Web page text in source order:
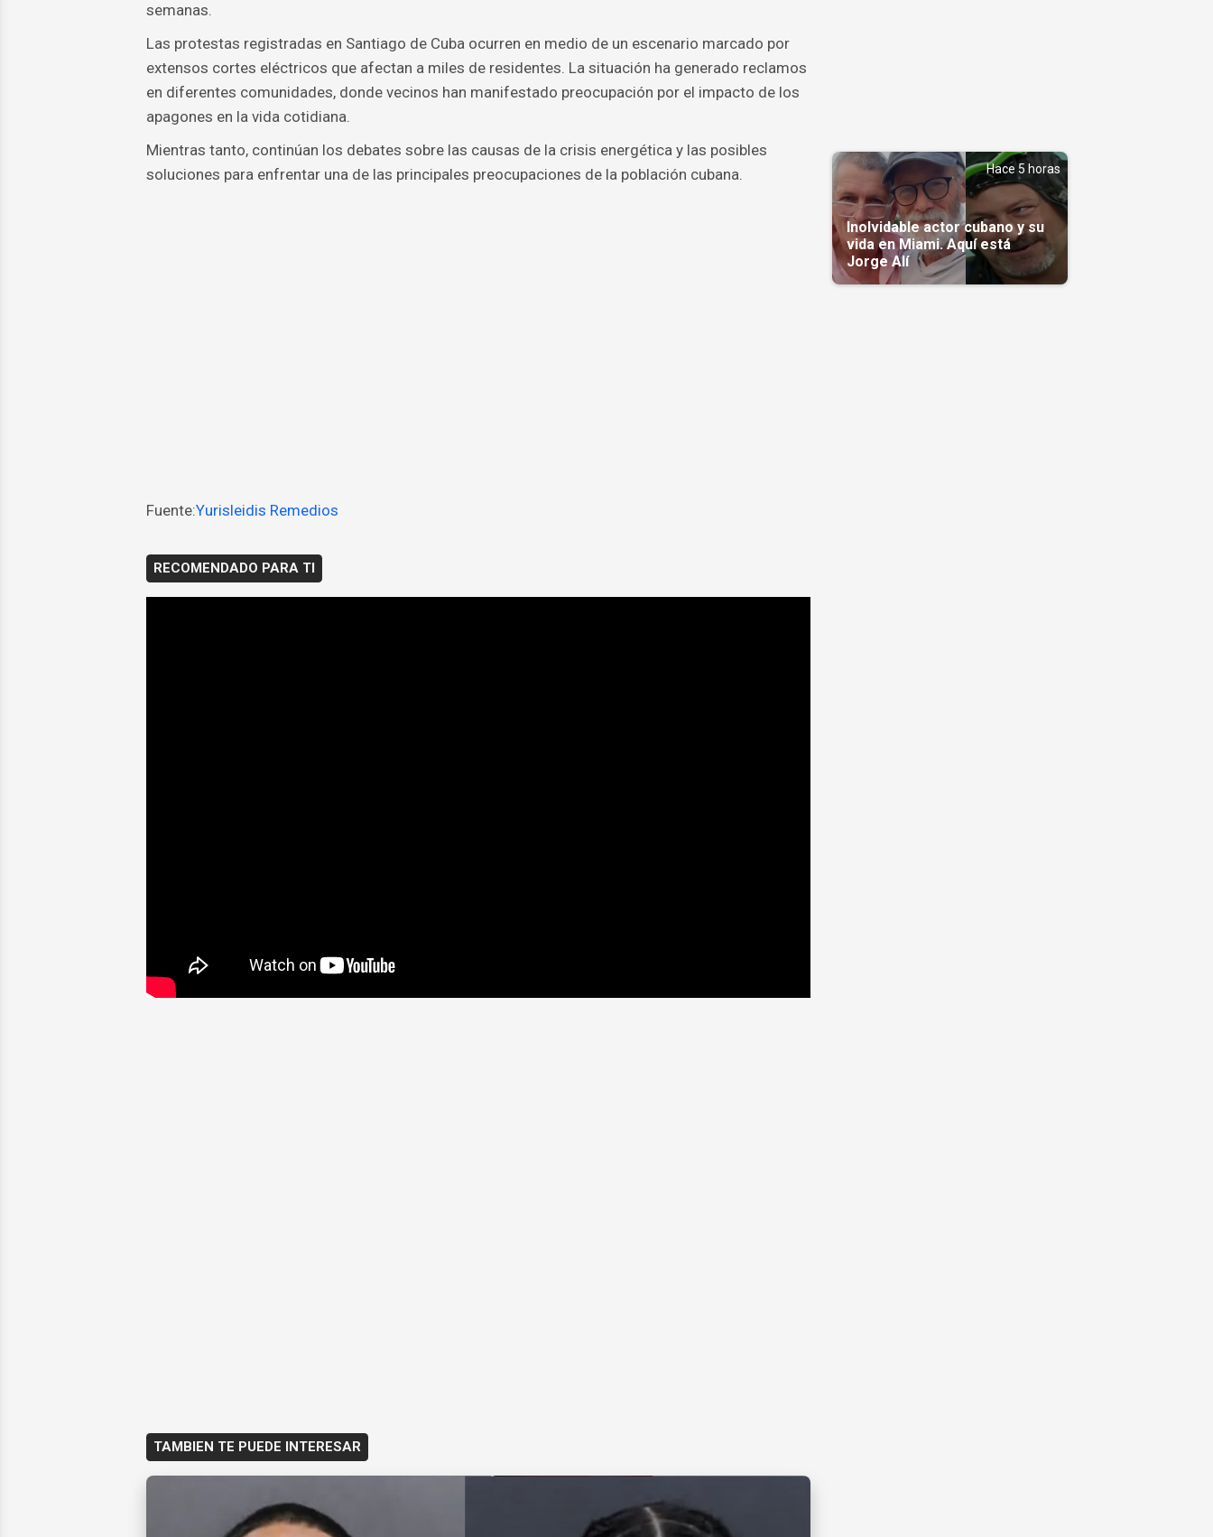
semanas.
Las protestas registradas en Santiago de Cuba ocurren en medio de un escenario marcado por
extensos cortes eléctricos que afectan a miles de residentes. La situación ha generado reclamos
en diferentes comunidades, donde vecinos han manifestado preocupación por el impacto de los
apagones en la vida cotidiana.
Mientras tanto, continúan los debates sobre las causas de la crisis energética y las posibles
soluciones para enfrentar una de las principales preocupaciones de la población cubana.
Fuente:Yurisleidis Remedios
RECOMENDADO PARA TI
TAMBIEN TE PUEDE INTERESAR
Hace 5 horas
Inolvidable actor cubano y su
vida en Miami. Aquí está
Jorge Alí